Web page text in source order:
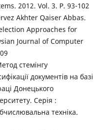
2012. Vol. 3. P. 93-102
Akhter Qaiser Abbas.
Approaches for
Journal of Computer
стемінгу
документів на базі
Донецького
Серія :
техніка.